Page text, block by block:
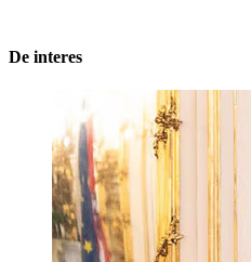
De interes